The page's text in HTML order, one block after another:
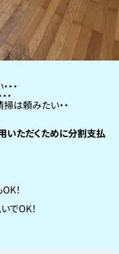
掃は頼みたい
いただくために分割支払
！
でOK！